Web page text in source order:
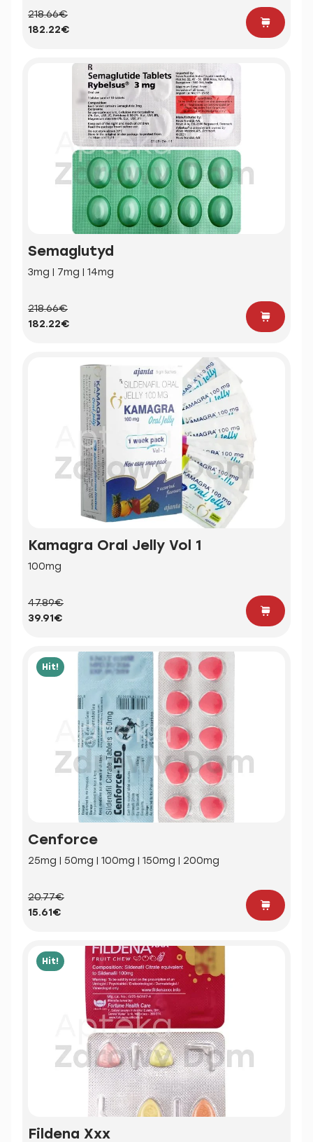
218.66€
182.22€
Semaglutyd
3mg | 7mg | 14mg
218.66€
182.22€
Kamagra Oral Jelly Vol 1
100mg
47.89€
39.91€
Hit!
Cenforce
25mg | 50mg | 100mg | 150mg | 200mg
20.77€
15.61€
Hit!
Fildena Xxx